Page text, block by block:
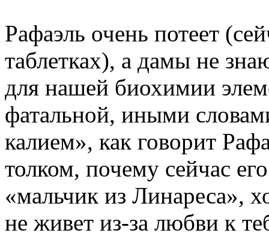
Рафаэль очень потеет
таблетках), а дамы не
для нашей биохимии
фатальной, иными
калием», как говорит
толком, почему сейчас
«мальчик из Линареса»,
не живет из-за любви к